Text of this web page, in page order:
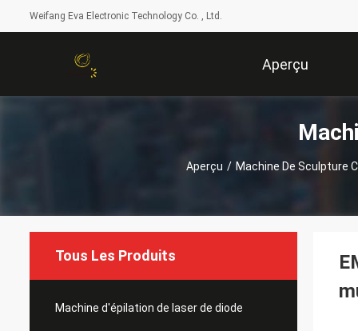
Weifang Eva Electronic Technology Co. , Ltd.
Aperçu
Aperçu / Machine De Sculpture
Tous Les Produits
Machine d'épilation de laser de diode